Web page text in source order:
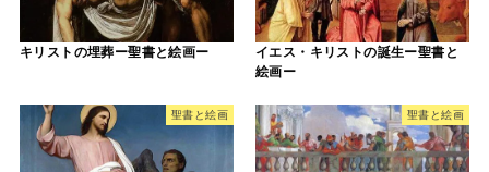
キリストの埋葬ー聖書と絵画ー
イエス・キリストの誕生ー聖書と
絵画ー
聖書と絵画 聖書と絵画